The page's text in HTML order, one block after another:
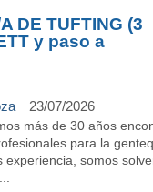
DE TUFTING (3
y paso a
23/07/2026
más de 30 años
para la
experiencia, somos